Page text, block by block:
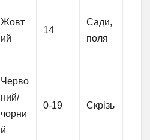
Жовт
ий
14
Сади,
поля
Черво
ний/
чорни
й
0-19 Скрізь